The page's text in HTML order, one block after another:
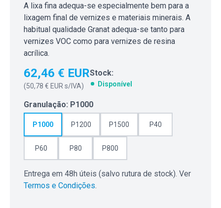
A lixa fina adequa-se especialmente bem para a
lixagem final de vernizes e materiais minerais. A
habitual qualidade Granat adequa-se tanto para
vernizes VOC como para vernizes de resina
acrílica.
62,46 € EUR
(50,78 € EUR s/IVA)
Stock:
Disponível
Granulação: P1000
P1000 P1200 P1500 P40
P60 P80 P800
Entrega em 48h úteis (salvo rutura de stock). Ver
Termos e Condições.